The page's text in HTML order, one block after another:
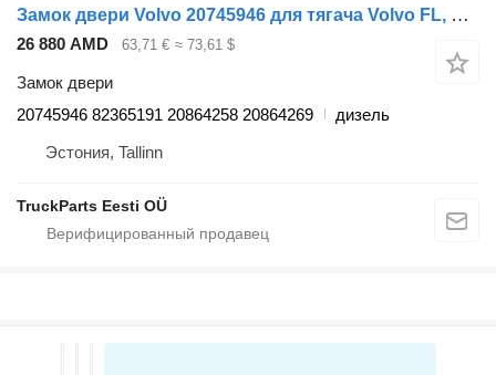
Замок двери Volvo 20745946 для тягача Volvo FL, FE (2013-)
26 880 AMD 63,71 € ≈ 73,61 $
Замок двери
20745946 82365191 20864258 20864269
дизель
Эстония, Tallinn
TruckParts Eesti OÜ